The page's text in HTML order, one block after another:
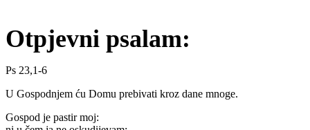
Otpjevni psalam:
Ps 23,1-6
U Gospodnjem ću Domu prebivati kroz dane mnoge.
Gospod je pastir moj: